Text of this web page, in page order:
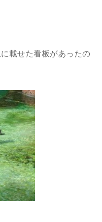
載せた看板があったの